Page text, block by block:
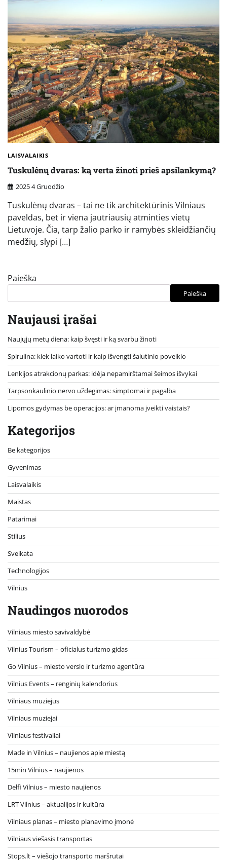
LAISVALAIKIS
Tuskulėnų dvaras: ką verta žinoti prieš apsilankymą?
2025 4 Gruodžio
Tuskulėnų dvaras – tai ne tik architektūrinis Vilniaus
paveldas, bet ir viena jautriausių atminties vietų
Lietuvoje. Čia, tarp žalio parko ir ramybės skleidžiančių
medžių, slypi […]
Paieška
Paieška
Naujausi įrašai
Naujųjų metų diena: kaip švęsti ir ką svarbu žinoti
Spirulina: kiek laiko vartoti ir kaip išvengti šalutinio poveikio
Lenkijos atrakcionų parkas: idėja nepamirštamai šeimos išvykai
Tarpsonkaulinio nervo uždegimas: simptomai ir pagalba
Lipomos gydymas be operacijos: ar įmanoma įveikti vaistais?
Kategorijos
Be kategorijos
Gyvenimas
Laisvalaikis
Maistas
Patarimai
Stilius
Sveikata
Technologijos
Vilnius
Naudingos nuorodos
Vilniaus miesto savivaldybė
Vilnius Tourism – oficialus turizmo gidas
Go Vilnius – miesto verslo ir turizmo agentūra
Vilnius Events – renginių kalendorius
Vilniaus muziejus
Vilniaus muziejai
Vilniaus festivaliai
Made in Vilnius – naujienos apie miestą
15min Vilnius – naujienos
Delfi Vilnius – miesto naujienos
LRT Vilnius – aktualijos ir kultūra
Vilniaus planas – miesto planavimo įmonė
Vilniaus viešasis transportas
Stops.lt – viešojo transporto maršrutai